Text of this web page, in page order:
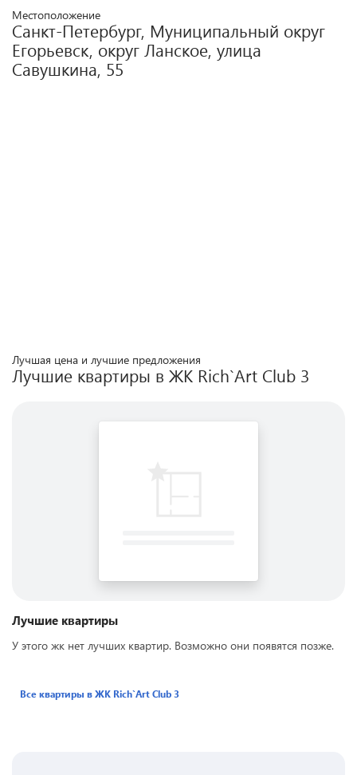
Местоположение
Санкт-Петербург, Муниципальный округ
Егорьевск, округ Ланское, улица
Савушкина, 55
Лучшая цена и лучшие предложения
Лучшие квартиры в ЖК Rich`Art Club 3
Лучшие квартиры
У этого жк нет лучших квартир. Возможно они появятся позже.
Все квартиры в ЖК Rich`Art Club 3